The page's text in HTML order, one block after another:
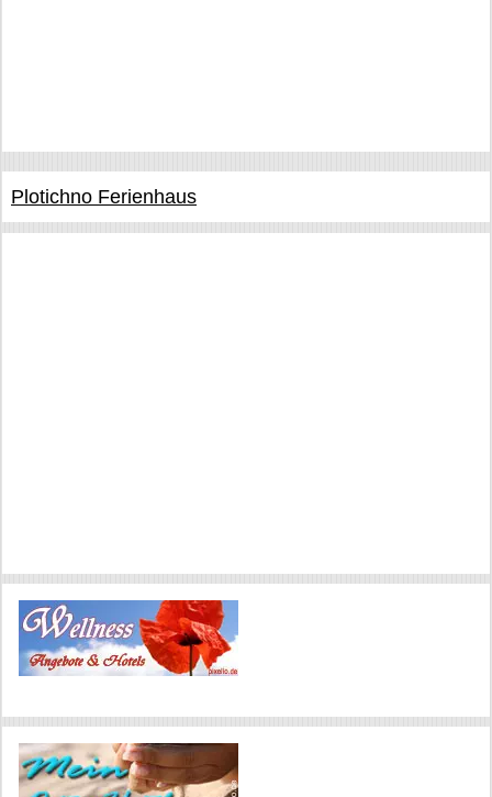
Plotichno Ferienhaus